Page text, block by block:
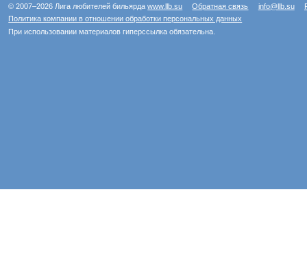
© 2007–2026 Лига любителей бильярдаwww.llb.su Обратная связь info@llb.su
Политика компании в отношении обработки персональных данных
При использовании материалов гиперссылка обязательна.